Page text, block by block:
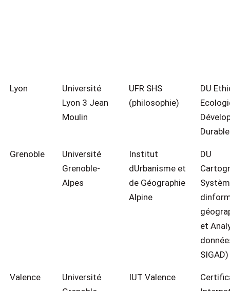
Lyon
Université
Lyon 3 Jean
Moulin
UFR SHS
(philosophie)
DU
Durable
Grenoble
Université
Grenoble-
Alpes
Institut
dUrbanisme et
de Géographie
Alpine
DU
et
SIGAD)
Valence
Université
IUT Valence